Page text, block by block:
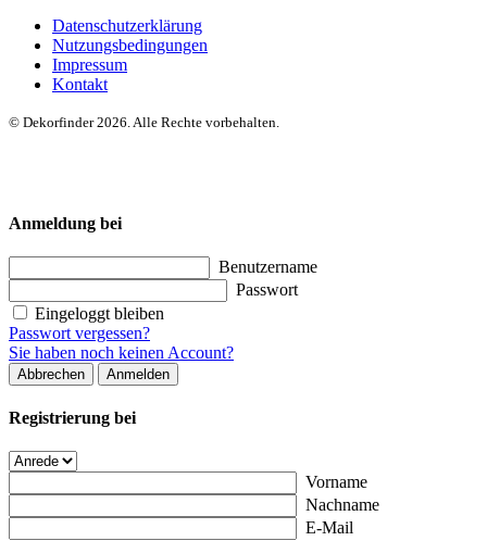
Datenschutzerklärung
Nutzungsbedingungen
Impressum
Kontakt
© Dekorfinder 2026. Alle Rechte vorbehalten.
Anmeldung bei
Benutzername
Passwort
Eingeloggt bleiben
Passwort vergessen?
Sie haben noch keinen Account?
Abbrechen Anmelden
Registrierung bei
Vorname
Nachname
E-Mail